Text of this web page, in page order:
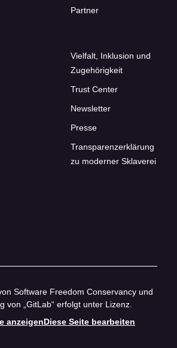
Partner
Vielfalt, Inklusion und
Zugehörigkeit
Trust Center
Newsletter
Presse
Transparenzerklärung
zu moderner Sklaverei
Software Freedom Conservancy und
von „GitLab“ erfolgt unter Lizenz.
anzeigenDiese Seite bearbeiten